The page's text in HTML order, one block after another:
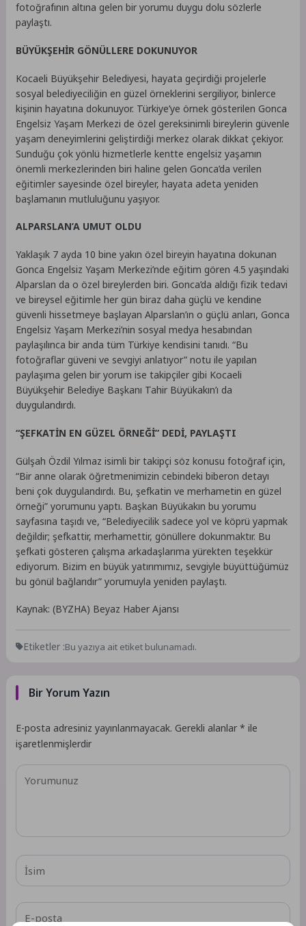
fotoğrafının altına gelen bir yorumu duygu dolu sözlerle
paylaştı.
BÜYÜKŞEHİR GÖNÜLLERE DOKUNUYOR
Kocaeli Büyükşehir Belediyesi, hayata geçirdiği projelerle
sosyal belediyeciliğin en güzel örneklerini sergiliyor, binlerce
kişinin hayatına dokunuyor. Türkiye’ye örnek gösterilen Gonca
Engelsiz Yaşam Merkezi de özel gereksinimli bireylerin güvenle
yaşam deneyimlerini geliştirdiği merkez olarak dikkat çekiyor.
Sunduğu çok yönlü hizmetlerle kentte engelsiz yaşamın
önemli merkezlerinden biri haline gelen Gonca’da verilen
eğitimler sayesinde özel bireyler, hayata adeta yeniden
başlamanın mutluluğunu yaşıyor.
ALPARSLAN’A UMUT OLDU
Yaklaşık 7 ayda 10 bine yakın özel bireyin hayatına dokunan
Gonca Engelsiz Yaşam Merkezi’nde eğitim gören 4.5 yaşındaki
Alparslan da o özel bireylerden biri. Gonca’da aldığı fizik tedavi
ve bireysel eğitimle her gün biraz daha güçlü ve kendine
güvenli hissetmeye başlayan Alparslan’ın o güçlü anları, Gonca
Engelsiz Yaşam Merkezi’nin sosyal medya hesabından
paylaşılınca bir anda tüm Türkiye kendisini tanıdı. “Bu
fotoğraflar güveni ve sevgiyi anlatıyor” notu ile yapılan
paylaşıma gelen bir yorum ise takipçiler gibi Kocaeli
Büyükşehir Belediye Başkanı Tahir Büyükakın’ı da
duygulandırdı.
“ŞEFKATİN EN GÜZEL ÖRNEĞİ” DEDİ, PAYLAŞTI
Gülşah Özdil Yılmaz isimli bir takipçi söz konusu fotoğraf için,
“Bir anne olarak öğretmenimizin cebindeki biberon detayı
beni çok duygulandırdı. Bu, şefkatin ve merhametin en güzel
örneği” yorumunu yaptı. Başkan Büyükakın bu yorumu
sayfasına taşıdı ve, “Belediyecilik sadece yol ve köprü yapmak
değildir; şefkattir, merhamettir, gönüllere dokunmaktır. Bu
şefkati gösteren çalışma arkadaşlarıma yürekten teşekkür
ediyorum. Bizim en büyük yatırımımız, sevgiyle büyüttüğümüz
bu gönül bağlarıdır” yorumuyla yeniden paylaştı.
Kaynak: (BYZHA) Beyaz Haber Ajansı
Etiketler :Bu yazıya ait etiket bulunamadı.
Bir Yorum Yazın
E-posta adresiniz yayınlanmayacak. Gerekli alanlar* ile
işaretlenmişlerdir